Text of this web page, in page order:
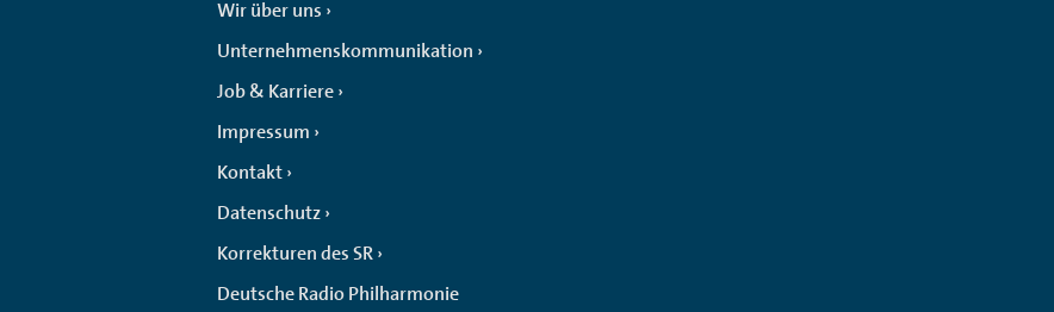
Wir über uns
Unternehmenskommunikation
Job & Karriere
Impressum
Kontakt
Datenschutz
Korrekturen des SR
Deutsche Radio Philharmonie